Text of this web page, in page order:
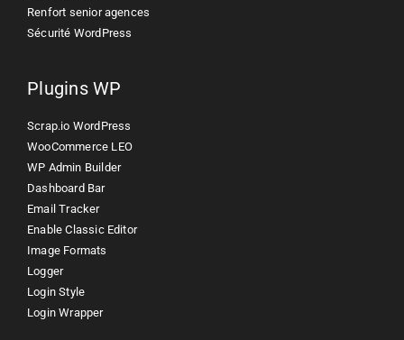
Renfort senior agences
Sécurité WordPress
Plugins WP
Scrap.io WordPress
WooCommerce LEO
WP Admin Builder
Dashboard Bar
Email Tracker
Enable Classic Editor
Image Formats
Logger
Login Style
Login Wrapper